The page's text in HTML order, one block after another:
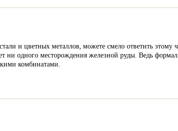
и цветных металлов, можете смело ответить этому
ни одного месторождения железной руды. Ведь
комбинатами.